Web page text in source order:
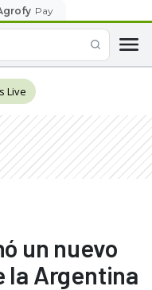
Pay
Live
un nuevo
la Argentina